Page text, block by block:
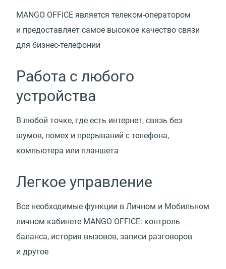
MANGO OFFICE является телеком-оператором
и предоставляет самое высокое качество связи
для бизнес-телефонии
Работа с любого
устройства
В любой точке, где есть интернет, связь без
шумов, помех и прерываний с телефона,
компьютера или планшета
Легкое управление
Все необходимые функции в Личном и Мобильном
личном кабинете MANGO OFFICE: контроль
баланса, история вызовов, записи разговоров
и другое